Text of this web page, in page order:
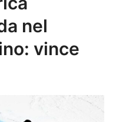
nel
vince